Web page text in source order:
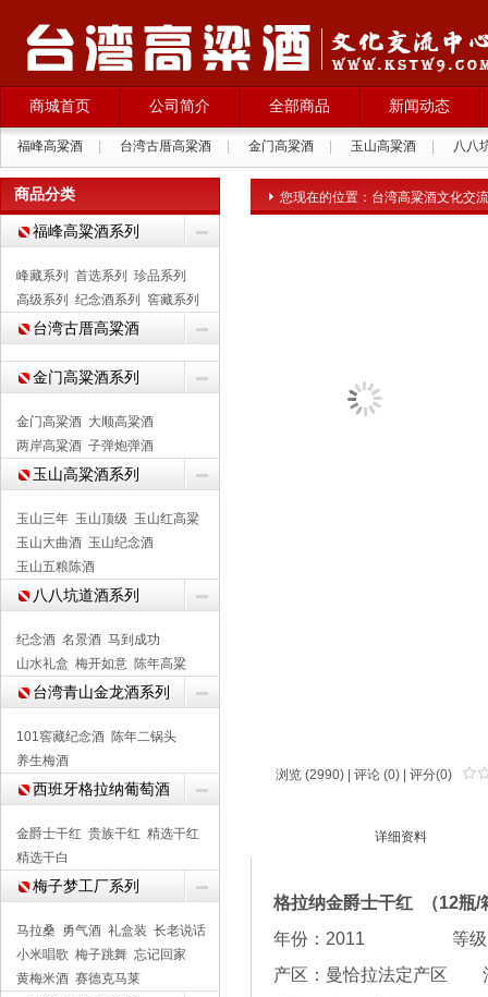
商城首页 公司简介 全部商品 新闻动态
福峰高粱酒 台湾古厝高粱酒 金门高粱酒 玉山高粱酒
八八
拉纳葡萄酒
|
商品分类
福峰高粱酒系列
峰藏系列 首选系列
珍品系列
高级系列
纪念酒系列 窖藏系列
台湾古厝高粱酒
金门高粱酒系列
金门高粱酒 大顺高粱酒
两岸高粱酒 子弹炮弹酒
玉山高粱酒系列
玉山三年 玉山顶级 玉山红高粱
玉山大曲酒 玉山纪念酒
玉山五粮陈酒
八八坑道酒系列
纪念酒 名景酒 马到成功
山水礼盒 梅开如意 陈年高粱
台湾青山金龙酒系列
101窖藏纪念酒 陈年二锅头
养生梅酒
西班牙格拉纳葡萄酒
金爵士干红 贵族干红 精选干红
精选干白
梅子梦工厂系列
马拉桑 勇气酒 礼盒装 长老说话
小米唱歌 梅子跳舞 忘记回家
黄梅米酒 赛德克马莱
您现在的位置： 台湾高粱酒文化交
浏览 (2990) | 评论 (0) | 评分(0)
详细资料
格拉纳金爵士干红 （12
年份：2011 等
产区：曼恰拉法定产区